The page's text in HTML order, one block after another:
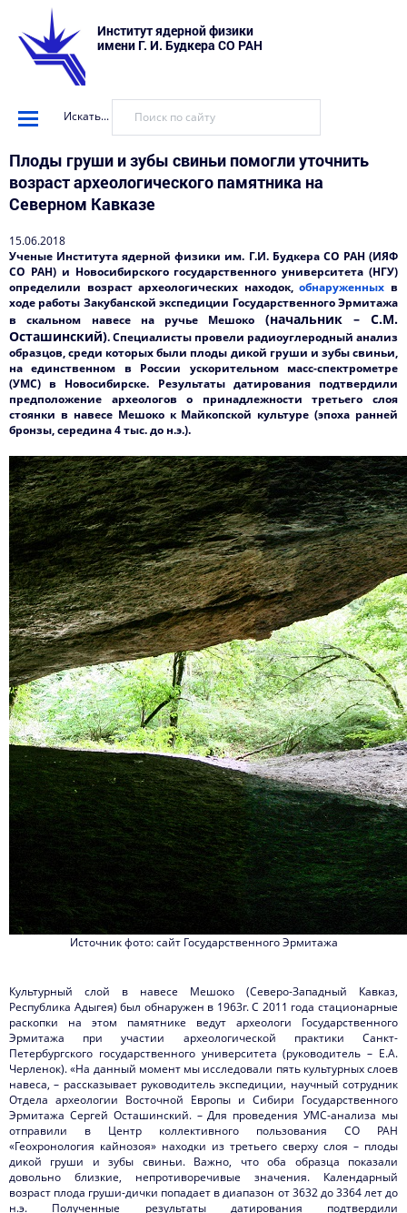
Институт ядерной физики
имени Г. И. Будкера СО РАН
Искать...
Плоды груши и зубы свиньи помогли уточнить
возраст археологического памятника на
Северном Кавказе
15.06.2018
Ученые Института ядерной физики им. Г.И. Будкера СО РАН (ИЯФ
СО РАН) и Новосибирского государственного университета (НГУ)
определили возраст археологических находок,обнаруженных в
ходе работы Закубанской экспедиции Государственного Эрмитажа
в скальном навесе на ручье Мешоко (начальник – С.М.
Осташинский). Специалисты провели радиоуглеродный анализ
образцов, среди которых были плоды дикой груши и зубы свиньи,
на единственном в России ускорительном масс-спектрометре
(УМС) в Новосибирске. Результаты датирования подтвердили
предположение археологов о принадлежности третьего слоя
стоянки в навесе Мешоко к Майкопской культуре (эпоха ранней
бронзы, середина 4 тыс. до н.э.).
Источник фото: сайт Государственного Эрмитажа
Культурный слой в навесе Мешоко (Северо-Западный Кавказ,
Республика Адыгея) был обнаружен в 1963г. С 2011 года стационарные
раскопки на этом памятнике ведут археологи Государственного
Эрмитажа при участии археологической практики Санкт-
Петербургского государственного университета (руководитель – Е.А.
Черленок). «На данный момент мы исследовали пять культурных слоев
навеса, – рассказывает руководитель экспедиции, научный сотрудник
Отдела археологии Восточной Европы и Сибири Государственного
Эрмитажа Сергей Осташинский. – Для проведения УМС-анализа мы
отправили в Центр коллективного пользования СО РАН
«Геохронология кайнозоя» находки из третьего сверху слоя – плоды
дикой груши и зубы свиньи. Важно, что оба образца показали
довольно близкие, непротиворечивые значения. Календарный
возраст плода груши-дички попадает в диапазон от 3632 до 3364 лет до
н.э. Полученные результаты датирования подтвердили